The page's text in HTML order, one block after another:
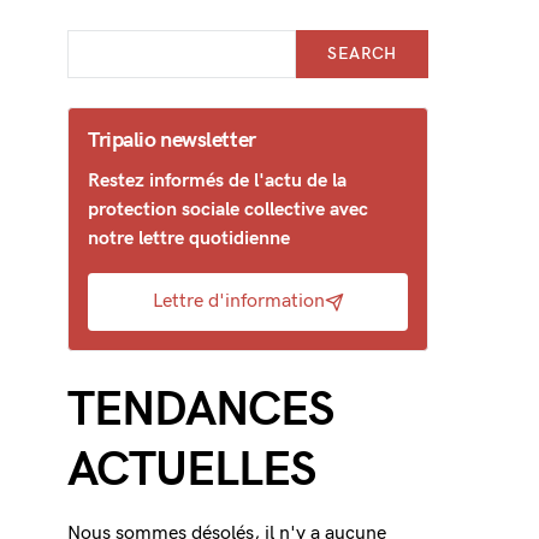
SEARCH
Tripalio newsletter
Restez informés de l'actu de la
protection sociale collective avec
notre lettre quotidienne
Lettre d'information
TENDANCES
ACTUELLES
Nous sommes désolés, il n'y a aucune